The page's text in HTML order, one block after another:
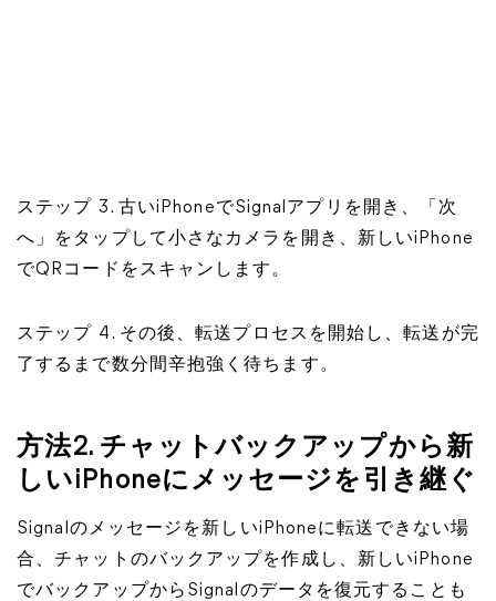
ステップ 3. 古いiPhoneでSignalアプリを開き、「次
へ」をタップして小さなカメラを開き、新しいiPhone
でQRコードをスキャンします。
ステップ 4. その後、転送プロセスを開始し、転送が完
了するまで数分間辛抱強く待ちます。
方法2. チャットバックアップから新
しいiPhoneにメッセージを引き継ぐ
Signalのメッセージを新しいiPhoneに転送できない場
合、チャットのバックアップを作成し、新しいiPhone
でバックアップからSignalのデータを復元することも